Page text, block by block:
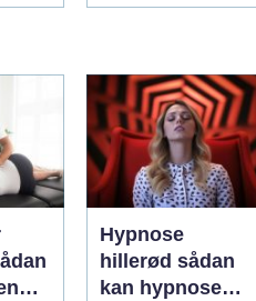
Hypnose
hillerød sådan
kan hypnose